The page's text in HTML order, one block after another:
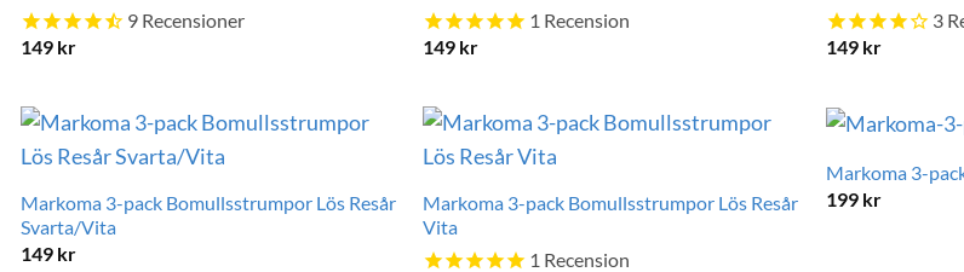
9Recensioner
149 kr
1 Recension
149 kr
3
149 kr
Markoma 3-pack Bomullsstrumpor Lös Resår
Svarta/Vita
149 kr
Markoma 3-pack Bomullsstrumpor Lös Resår
Vita
1 Recension
Markoma 3-
199 kr